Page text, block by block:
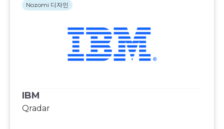
IBM
Qradar
Nozomi 디자인